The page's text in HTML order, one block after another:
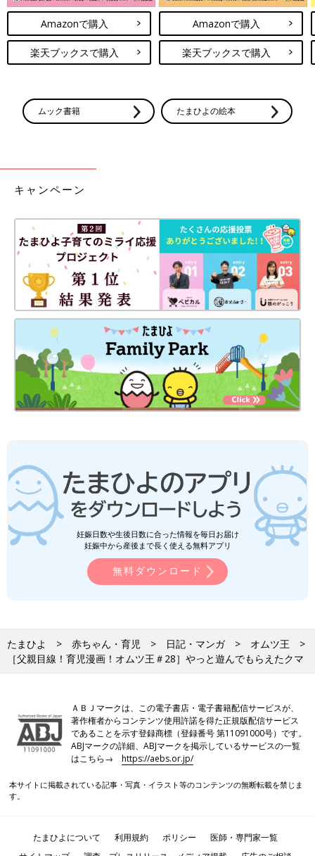
Amazonで購入
楽天ブックスで購入
Amazonで購入
楽天ブックスで購入
ムック書籍 たまひよの絵本
キャンペーン
妊娠日数や生後日数に合った情報を毎日お届け
妊娠中から産後まで長く使える無料アプリ
無料ダウンロード
たまひよ 赤ちゃん・育児 日記・マンガ
オムツ王
［父親目線！育児漫画！オムツ王＃28］やっと遊んでもらえたクマ
ＡＢＪマークは、この電子書店・電子書籍配信サービスが、
著作権者からコンテンツ使用許諾を得た正規版配信サービス
であることを示す登録商標（登録番号 第11091000号）です。
ABJマークの詳細、ABJマークを掲示しているサービスの一覧
はこちら→https://aebs.or.jp/
本サイトに掲載されている記事・写真・イラスト等のコンテンツの無断転載を禁じま
す。
たまひよについて 利用規約 ポリシー
医師・専門家一覧